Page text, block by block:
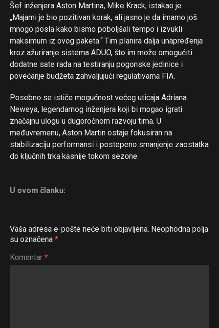
Šef inženjera Aston Martina, Mike Krack, istakao je:
„Majami je bio pozitivan korak, ali jasno je da imamo još
mnogo posla kako bismo poboljšali tempo i izvukli
maksimum iz ovog paketa.“ Tim planira dalja unapređenja
kroz ažuriranje sistema ADUO, što im može omogućiti
dodatne sate rada na testiranju pogonske jedinice i
povećanje budžeta zahvaljujući regulativama FIA.
Posebno se ističe mogućnost većeg uticaja Adriana
Neweya, legendarnog inženjera koji bi mogao igrati
značajnu ulogu u dugoročnom razvoju tima. U
međuvremenu, Aston Martin ostaje fokusiran na
stabilizaciju performansi i postepeno smanjenje zaostatka
do ključnih trka kasnije tokom sezone.
U ovom članku:
Vaša adresa e-pošte neće biti objavljena. Neophodna polja
su označena *
Komentar *